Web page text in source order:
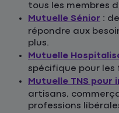
tous les membres
Mutuelle Sénior :
répondre aux
plus.
Mutuelle
spécifique pour les
Mutuelle TNS pour
artisans,
professions